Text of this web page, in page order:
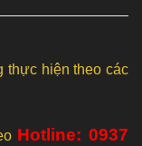
thực hiện theo các
Hotline: 0937